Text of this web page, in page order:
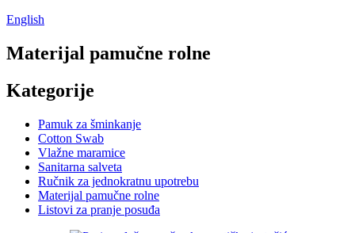
English
Materijal pamučne rolne
Kategorije
Pamuk za šminkanje
Cotton Swab
Vlažne maramice
Sanitarna salveta
Ručnik za jednokratnu upotrebu
Materijal pamučne rolne
Listovi za pranje posuđa